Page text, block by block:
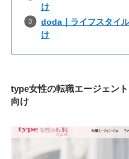
け
doda｜ライフスタイ
け
type女性の転職エージェント
向け